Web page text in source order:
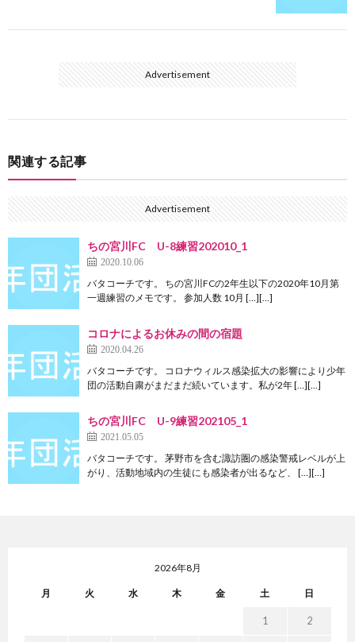
Advertisement
関連する記事
Advertisement
ちの宮川FC U-8練習202010_1
2020.10.06
バタコーチです。 ちの宮川FCの2年生以下の2020年10月第
一週練習のメモです。 参加人数 10月 […][…]
コロナによるお休みの間の宿題
2020.04.26
バタコーチです。 コロナウィルス感染拡大の影響により少年
団の活動自粛がまだまだ続いています。私が2年 […][…]
ちの宮川FC U-9練習202105_1
2021.05.05
バタコーチです。 茅野市を含む諏訪圏の感染警戒レベルが上
がり、活動地域内の生徒にも感染者が出るなど、 […][…]
2026年8月
月 火 水 木 金 土 日
1 2